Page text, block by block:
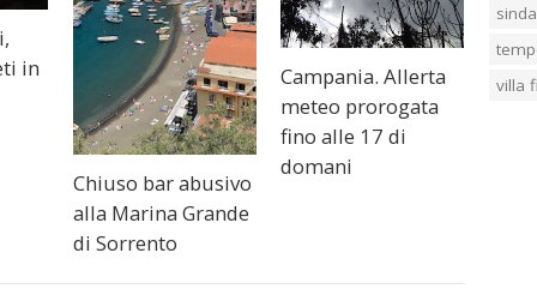
in
Chiuso bar abusivo
alla Marina Grande
di Sorrento
Campania. Allerta
meteo prorogata
fino alle 17 di
domani
villa